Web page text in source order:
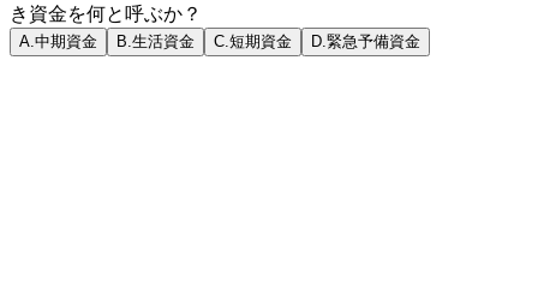
き資金を何と呼ぶか？
A 中期資金 B 生活資金 C 短期資金 D 緊急予備資金